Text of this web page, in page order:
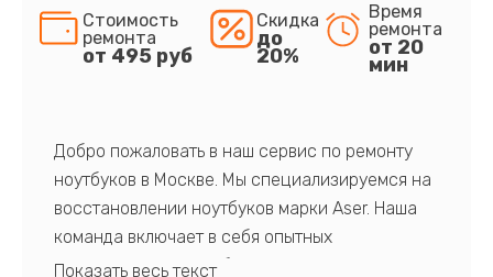
Стоимость
ремонта
от 495 руб
Скидка
до
20%
Время
ремонта
от 20
мин
Добро пожаловать в наш сервис по ремонту
ноутбуков в Москве. Мы специализируемся на
восстановлении ноутбуков марки Aser. Наша
команда включает в себя опытных
профессионалов с обширными знаниями и